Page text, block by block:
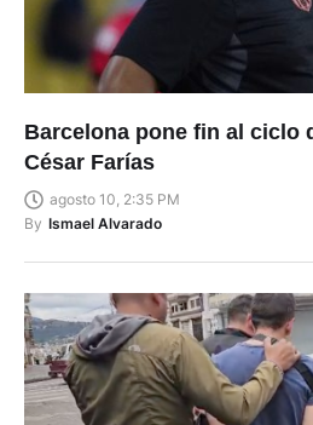
Barcelona pone fin al ciclo
César Farías
agosto 10, 2:35 PM
By Ismael Alvarado